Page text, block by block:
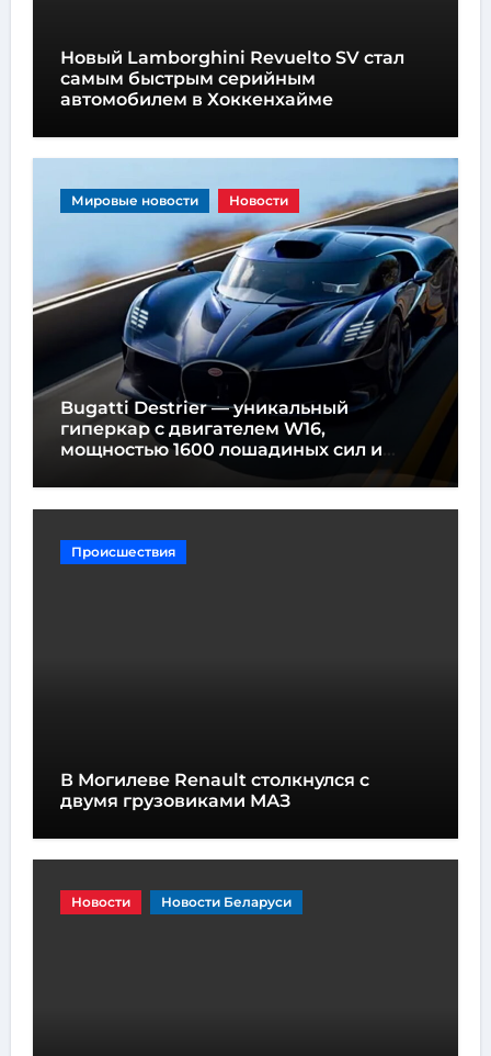
Новый Lamborghini Revuelto SV стал
самым быстрым серийным
автомобилем в Хоккенхайме
Мировые новости Новости
Bugatti Destrier — уникальный
гиперкар с двигателем W16,
мощностью 1600 лошадиных сил и
высотой всего один метр
Происшествия
В Могилеве Renault столкнулся с
двумя грузовиками МАЗ
Новости Новости Беларуси